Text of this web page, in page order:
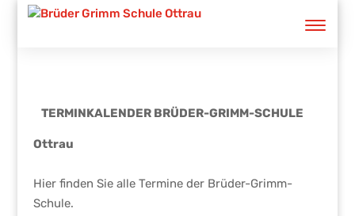
TERMINKALENDER BRÜDER-GRIMM-SCHULE
Ottrau
Hier finden Sie alle Termine der Brüder-Grimm-
Schule.